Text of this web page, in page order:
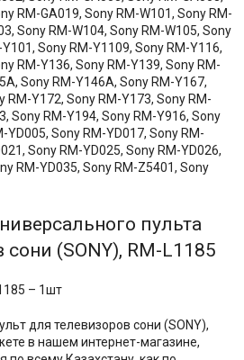
RM-GA019, Sony RM-W101, Sony RM-
Sony RM-W104, Sony RM-W105, Sony
Sony RM-Y1109, Sony RM-Y116,
RM-Y136, Sony RM-Y139, Sony RM-
Sony RM-Y146А, Sony RM-Y167,
RM-Y172, Sony RM-Y173, Sony RM-
Sony RM-Y194, Sony RM-Y916, Sony
YD005, Sony RM-YD017, Sony RM-
Sony RM-YD025, Sony RM-YD026,
RM-YD035, Sony RM-Z5401, Sony
пульта
(SONY), RM-L1185
– 1шт
для телевизоров сони (SONY),
в нашем интернет-магазине,